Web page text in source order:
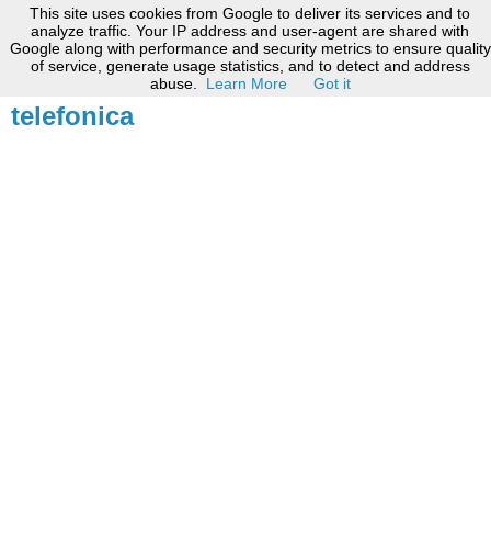
12 giugno 2020
Ritardo o mancato trasloco utenza
telefonica
This site uses cookies from Google to deliver its services and to
analyze traffic. Your IP address and user-agent are shared with
Google along with performance and security metrics to ensure quality
of service, generate usage statistics, and to detect and address
abuse.
Learn More Got it